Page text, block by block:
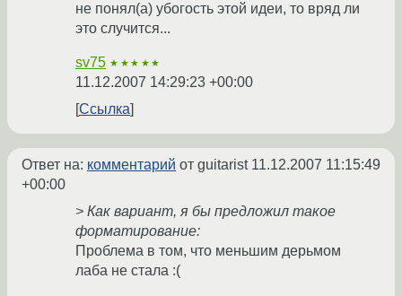
не понял(а) убогость этой идеи, то вряд ли
это случится...
sv75 ★★★★★
11.12.2007 14:29:23 +00:00
Ссылка
Ответ на: комментарий от guitarist 11.12.2007 11:15:49
+00:00
> Как вариант, я бы предложил такое
форматирование:
Проблема в том, что меньшим дерьмом
лаба не стала :(